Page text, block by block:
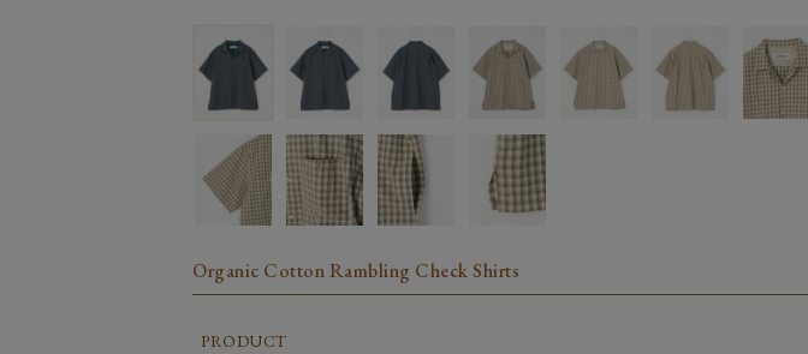
Organic Cotton Rambling Check Shirts
PRODUCT